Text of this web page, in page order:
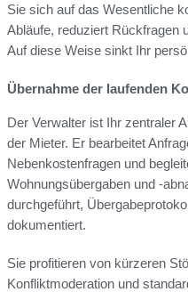
Sie sich auf das Wesentliche
Abläufe, reduziert Rückfragen
Auf diese Weise sinkt Ihr
Übernahme der laufenden
Der Verwalter ist Ihr zentraler
der Mieter. Er bearbeitet
Nebenkostenfragen und
Wohnungsübergaben und -
durchgeführt,
dokumentiert.
Sie profitieren von kürzeren
Konfliktmoderation und